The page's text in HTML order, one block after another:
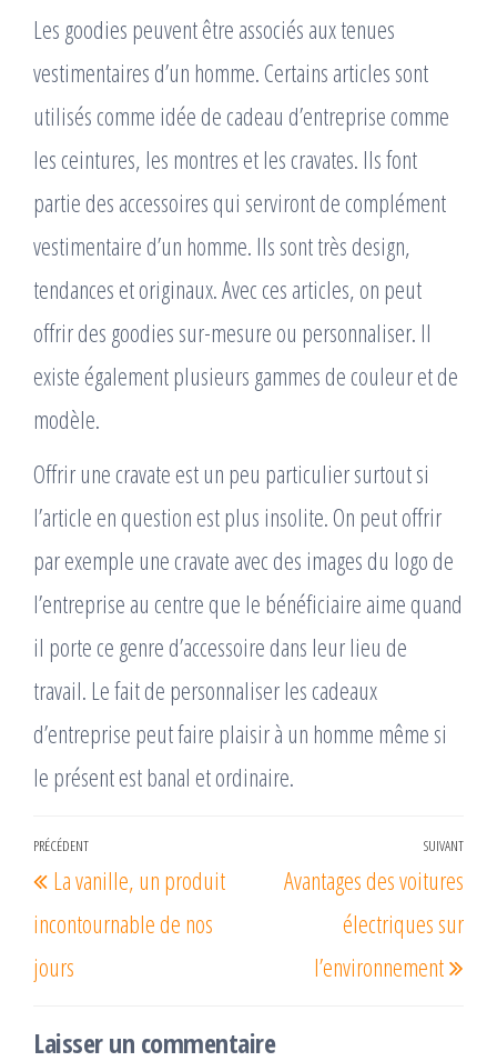
Les goodies peuvent être associés aux tenues
vestimentaires d’un homme. Certains articles sont
utilisés comme idée de cadeau d’entreprise comme
les ceintures, les montres et les cravates. Ils font
partie des accessoires qui serviront de complément
vestimentaire d’un homme. Ils sont très design,
tendances et originaux. Avec ces articles, on peut
offrir des goodies sur-mesure ou personnaliser. Il
existe également plusieurs gammes de couleur et de
modèle.
Offrir une cravate est un peu particulier surtout si
l’article en question est plus insolite. On peut offrir
par exemple une cravate avec des images du logo de
l’entreprise au centre que le bénéficiaire aime quand
il porte ce genre d’accessoire dans leur lieu de
travail. Le fait de personnaliser les cadeaux
d’entreprise peut faire plaisir à un homme même si
le présent est banal et ordinaire.
Navigation
de
l’article
Article
précédent
PRÉCÉDENT
La vanille, un produit
incontournable de nos
jours
SUIVANT
Avantages des voitures
électriques sur
l’environnement
Laisser un commentaire